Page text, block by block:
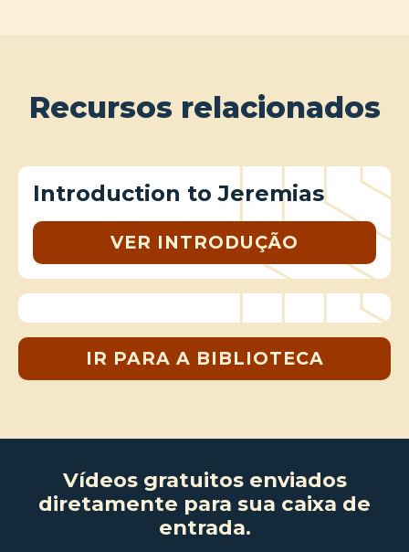
Recursos relacionados
Introduction to Jeremias
VER INTRODUÇÃO
IR PARA A BIBLIOTECA
Vídeos gratuitos enviados
diretamente para sua caixa de
entrada.